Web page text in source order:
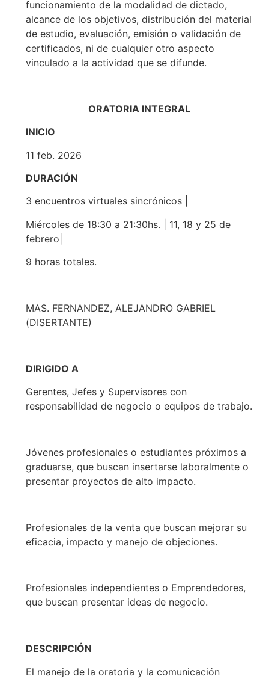
funcionamiento de la modalidad de dictado,
alcance de los objetivos, distribución del material
de estudio, evaluación, emisión o validación de
certificados, ni de cualquier otro aspecto
vinculado a la actividad que se difunde.
ORATORIA INTEGRAL
INICIO
11 feb. 2026
DURACIÓN
3 encuentros virtuales sincrónicos |
Miércoles de 18:30 a 21:30hs. | 11, 18 y 25 de
febrero|
9 horas totales.
MAS. FERNANDEZ, ALEJANDRO GABRIEL
(DISERTANTE)
DIRIGIDO A
Gerentes, Jefes y Supervisores con
responsabilidad de negocio o equipos de trabajo.
Jóvenes profesionales o estudiantes próximos a
graduarse, que buscan insertarse laboralmente o
presentar proyectos de alto impacto.
Profesionales de la venta que buscan mejorar su
eficacia, impacto y manejo de objeciones.
Profesionales independientes o Emprendedores,
que buscan presentar ideas de negocio.
DESCRIPCIÓN
El manejo de la oratoria y la comunicación